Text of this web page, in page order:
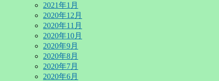
2021年1月
2020年12月
2020年11月
2020年10月
2020年9月
2020年8月
2020年7月
2020年6月